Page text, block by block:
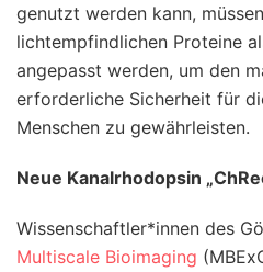
genutzt werden kann,
lichtempfindlichen Proteine
angepasst werden, um den
erforderliche Sicherheit für
Menschen zu gewährleisten.
Neue Kanalrhodopsin
Wissenschaftler*innen des
Multiscale Bioimaging